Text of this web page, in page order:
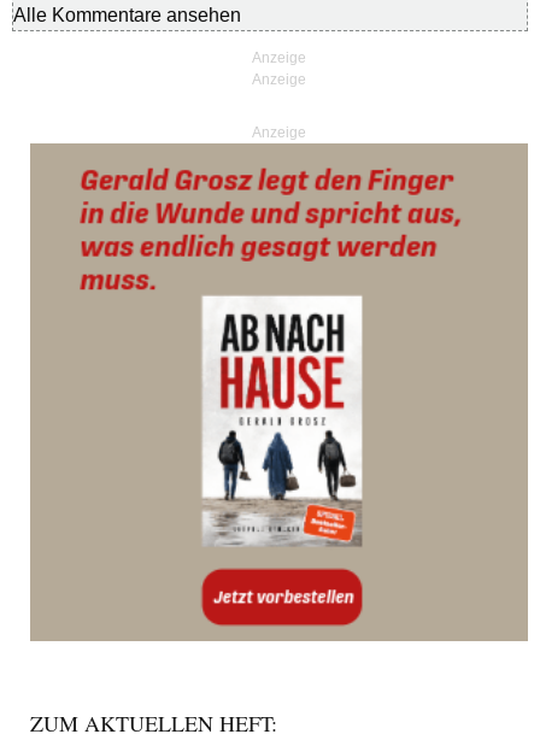
Alle Kommentare ansehen
Anzeige
ZUM AKTUELLEN HEFT: